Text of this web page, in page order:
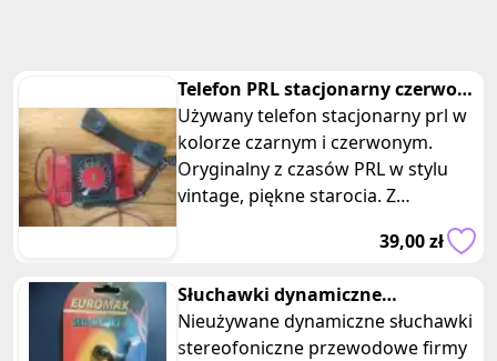
Telefon PRL stacjonarny czerwony
czarny vintage telkom
Używany telefon stacjonarny prl w
kolorze czarnym i czerwonym.
Oryginalny z czasów PRL w stylu
vintage, piękne starocia. Z
39,00 zł
Słuchawki dynamiczne
stereofoniczne przewodowe
czarne
Nieużywane dynamiczne słuchawki
stereofoniczne przewodowe firmy